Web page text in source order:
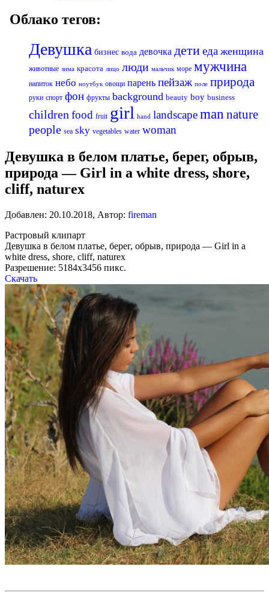
Облако тегов:
Девушка бизнес вода девочка детиеда женщина
животные зима красота лицо люди мальчик море мужчина
напиток небо ноутбук овощи парень пейзаж поле природа
руки спорт фон фрукты background beauty boy business
childrenfood fruit girl hand landscapeman nature
people sea sky vegetables water woman
Девушка в белом платье, берег, обрыв,
природа — Girl in a white dress, shore,
cliff, natureх
Добавлен: 20.10.2018, Автор: fireman
Растровый клипарт
Девушка в белом платье, берег, обрыв, природа — Girl in a
white dress, shore, cliff, natureх
Разрешение: 5184х3456 пикс.
Скачать